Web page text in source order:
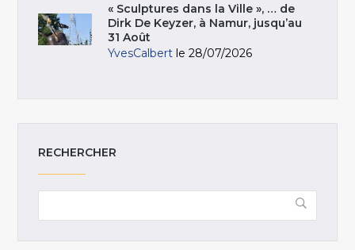
« Sculptures dans la Ville », … de
Dirk De Keyzer, à Namur, jusqu’au
31 Août
YvesCalbert le 28/07/2026
RECHERCHER